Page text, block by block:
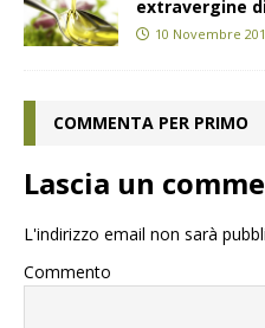
extravergine
10 Novembre
COMMENTA PER PRIMO
Lascia un
L'indirizzo email non sarà
Commento